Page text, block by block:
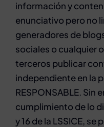
información y
enunciativo pero no
generadores de
sociales o cualquier
terceros publicar
independiente en la
RESPONSABLE. Sin
cumplimiento de lo
y 16 de la LSSICE,